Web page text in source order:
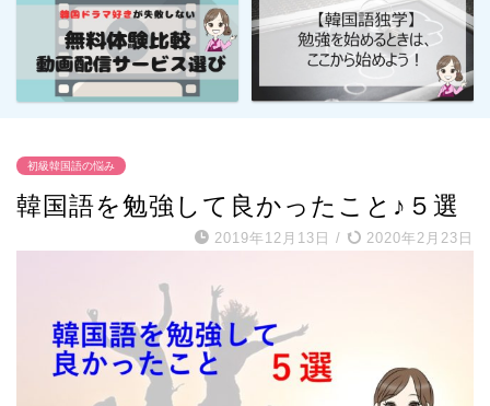
初級韓国語の悩み
韓国語を勉強して良かったこと♪５選
2019年12月13日 / 2020年2月23日